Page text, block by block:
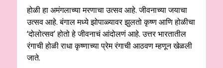
होळी हा अमंगलाच्या मरणाचा उत्सव आहे. जीवनाच्या जयाचा
उत्सव आहे. बंगाल मध्ये झोपाळ्यावर झुलतो कृष्ण आणि होळीचा
‘दोलोत्सव’ होतो हे जीवनाचं आंदोलणं आहे. उत्तर भारतातील
रंगाची होळी राधा कृष्णाच्या प्रेम रंगाची आठवण म्हणून खेळली
जाते.